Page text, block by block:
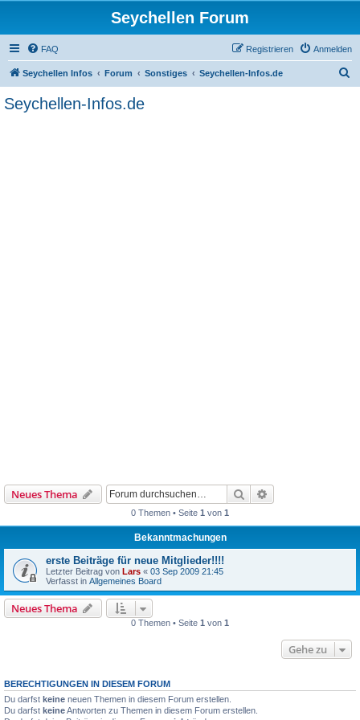
Seychellen Forum
FAQ Anmelden
Registrieren
Seychellen Infos Forum Sonstiges Seychellen-Infos.de
Seychellen-Infos.de
Neues Thema Suche
0 Themen • Seite 1 von 1
Bekanntmachungen
erste Beiträge für neue Mitglieder!!!!
Letzter Beitrag von Lars « 03 Sep 2009 21:45
Verfasst in Allgemeines Board
Neues Thema
0 Themen • Seite 1 von 1
Gehe zu
BERECHTIGUNGEN IN DIESEM FORUM
Du darfst keine neuen Themen in diesem Forum erstellen.
Du darfst keineAntworten zu Themen in diesem Forum erstellen.